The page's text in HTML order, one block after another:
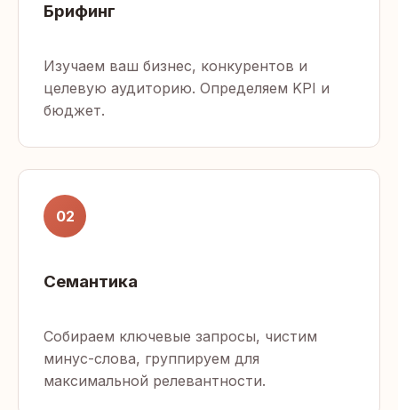
Брифинг
Изучаем ваш бизнес, конкурентов и
целевую аудиторию. Определяем KPI и
бюджет.
02
Семантика
Собираем ключевые запросы, чистим
минус-слова, группируем для
максимальной релевантности.